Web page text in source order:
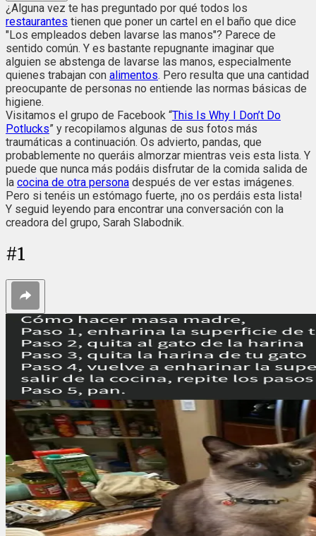
¿Alguna vez te has preguntado por qué todos los
restaurantes tienen que poner un cartel en el baño que dice
"Los empleados deben lavarse las manos"? Parece de
sentido común. Y es bastante repugnante imaginar que
alguien se abstenga de lavarse las manos, especialmente
quienes trabajan con alimentos. Pero resulta que una cantidad
preocupante de personas no entiende las normas básicas de
higiene.
Visitamos el grupo de Facebook “This Is Why I Don’t Do
Potlucks” y recopilamos algunas de sus fotos más
traumáticas a continuación. Os advierto, pandas, que
probablemente no queráis almorzar mientras veis esta lista. Y
puede que nunca más podáis disfrutar de la comida salida de
la cocina de otra persona después de ver estas imágenes.
Pero si tenéis un estómago fuerte, ¡no os perdáis esta lista!
Y seguid leyendo para encontrar una conversación con la
creadora del grupo, Sarah Slabodnik.
#1